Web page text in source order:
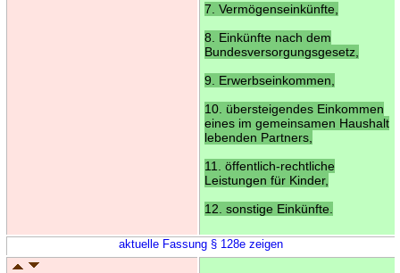
7. Vermögenseinkünfte,
8. Einkünfte nach dem
Bundesversorgungsgesetz,
9. Erwerbseinkommen,
10. übersteigendes Einkommen
eines im gemeinsamen Haushalt
lebenden Partners,
11. öffentlich-rechtliche
Leistungen für Kinder,
12. sonstige Einkünfte.
aktuelle Fassung § 128e zeigen